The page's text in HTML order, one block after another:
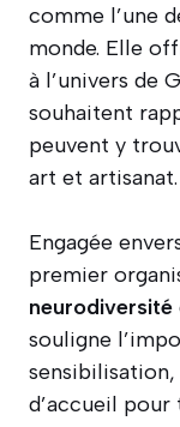
comme l’une
monde. Elle
à l’univers de
souhaitent
peuvent y
art et artisanat.
Engagée
premier
neurodiversité
souligne
d’accueil pour